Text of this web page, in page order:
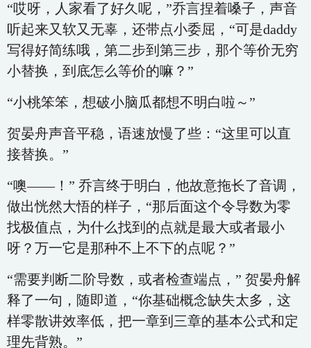
“哎呀，人家看了好久呢，”乔言捏着嗓子，声音
听起来又软又无辜，还带点小委屈，“可是daddy
写得好简练哦，第二步到第三步，那个等价无穷
小替换，到底怎么等价的嘛？”
“小桃笨笨，想破小脑瓜都想不明白啦～”
贺晏舟声音平稳，语速放慢了些：“这里可以直
接替换。”
“噢——！” 乔言终于明白，他故意拖长了音调，
做出恍然大悟的样子，“那后面这个令导数为零
找极值点，为什么找到的点就是最大或者最小
呀？万一它是那种不上不下的点呢？”
“需要判断二阶导数，或者检查端点，” 贺晏舟解
释了一句，随即道，“你基础概念缺失太多，这
样零散讲效率低，把一章到三章的基本公式和定
理先背熟。”